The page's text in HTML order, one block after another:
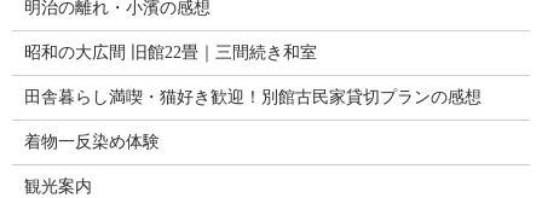
明治の離れ・小濱の感想
昭和の大広間 旧館22畳｜三間続き和室
田舎暮らし満喫・猫好き歓迎！別館古民家貸切プランの感想
着物一反染め体験
観光案内